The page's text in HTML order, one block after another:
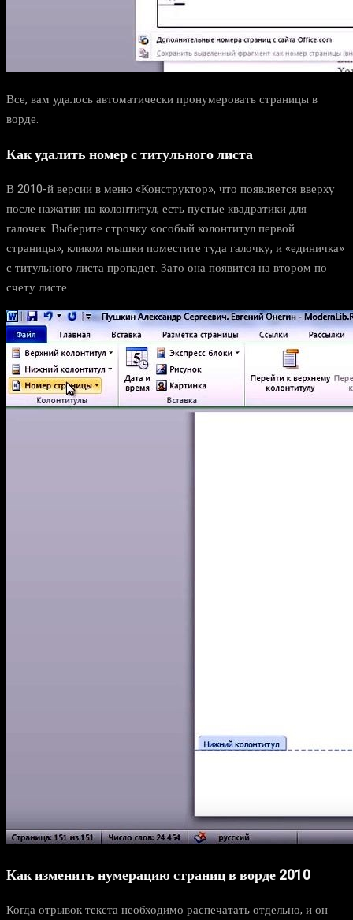
Все, вам удалось автоматически пронумеровать страницы в
ворде.
Как удалить номер с титульного листа
В 2010-й версии в меню «Конструктор», что появляется вверху
после нажатия на колонтитул, есть пустые квадратики для
галочек. Выберите строчку «особый колонтитул первой
страницы», кликом мышки поместите туда галочку, и «единичка»
с титульного листа пропадет. Зато она появится на втором по
счету листе.
Как изменить нумерацию страниц в ворде 2010
Когда отрывок текста необходимо распечатать отдельно, и он